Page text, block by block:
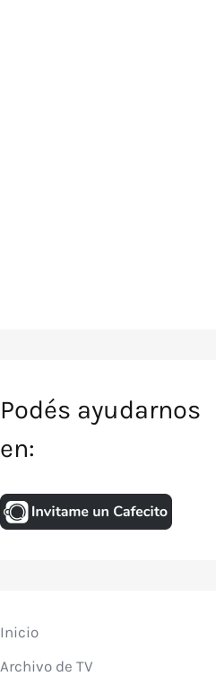
Podés ayudarnos
en:
Inicio
Archivo de TV